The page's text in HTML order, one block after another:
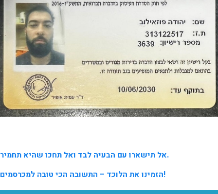
אל תישארו עם הבעיה לבד ואל תחכו שהיא תחמיר.
הזמינו את הלוכד – התשובה הכי טובה למכרסמים!